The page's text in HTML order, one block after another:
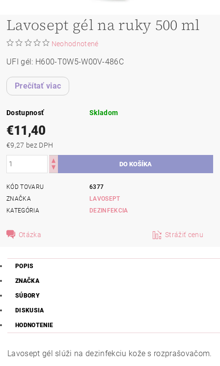
Lavosept gél na ruky 500 ml
Neohodnotené
UFI gél: H600-T0W5-W00V-486C
Prečítať viac
Dostupnosť Skladom
€11,40
€9,27 bez DPH
KÓD TOVARU
6377
ZNAČKA
LAVOSEPT
KATEGÓRIA
DEZINFEKCIA
Otázka Strážiť cenu
POPIS
ZNAČKA
SÚBORY
DISKUSIA
HODNOTENIE
Lavosept gél slúži na dezinfekciu kože s rozprašovačom.